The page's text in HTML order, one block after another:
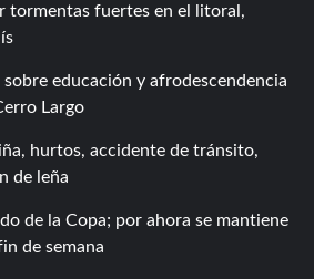
tormentas fuertes en el litoral,
educación y afrodescendencia
Largo
hurtos, accidente de tránsito,
de leña
de la Copa; por ahora se mantiene
de semana